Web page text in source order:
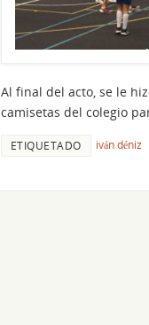
Al final del acto, se le
camisetas del colegio
ETIQUETADO iván déniz